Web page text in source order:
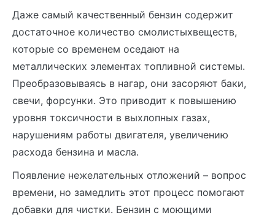
Даже самый качественный бензин содержит
достаточное количество смолистыхвеществ,
которые со временем оседают на
металлических элементах топливной системы.
Преобразовываясь в нагар, они засоряют баки,
свечи, форсунки. Это приводит к повышению
уровня токсичности в выхлопных газах,
нарушениям работы двигателя, увеличению
расхода бензина и масла.
Появление нежелательных отложений – вопрос
времени, но замедлить этот процесс помогают
добавки для чистки. Бензин с моющими